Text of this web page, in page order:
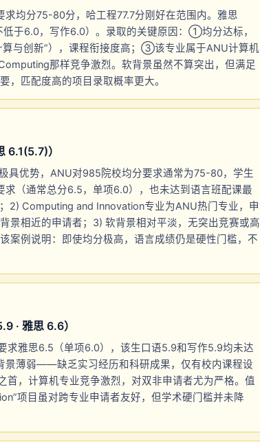
均分75-80分，哈工程77.7分刚好在范围内。雅思
于6.0，写作6.0）。录取的关键原因：①均分达标，
与创新”），课程衔接度高；③该专业属于ANU计算机
那样竞争激烈。软背景虽然不算突出，但满足
，匹配度高的项目录取概率更大。
6.1(5.7)）
具优势，ANU对985院校均分要求通常为75-80，学生
（通常总分6.5，单项6.0），也未达到语言班配课最
2) Computing and Innovation专业为ANU热门专业，申
景相近的申请者；3) 软背景相对平淡，无突出竞赛或高
案例说明：即使均分极高，语言成绩仍是硬性门槛，不
· 雅思 6.6）
雅思6.5（单项6.0），该生口语5.9和写作5.9均未达
薄弱——缺乏实习经历和科研成果，仅有校内课程设
，计算机专业竞争激烈，对双非申请者尤为严格。值
项目虽对跨专业申请者友好，但学术硬门槛并未降